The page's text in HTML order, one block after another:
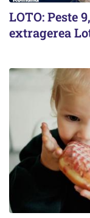
LOTO: Peste
extragerea